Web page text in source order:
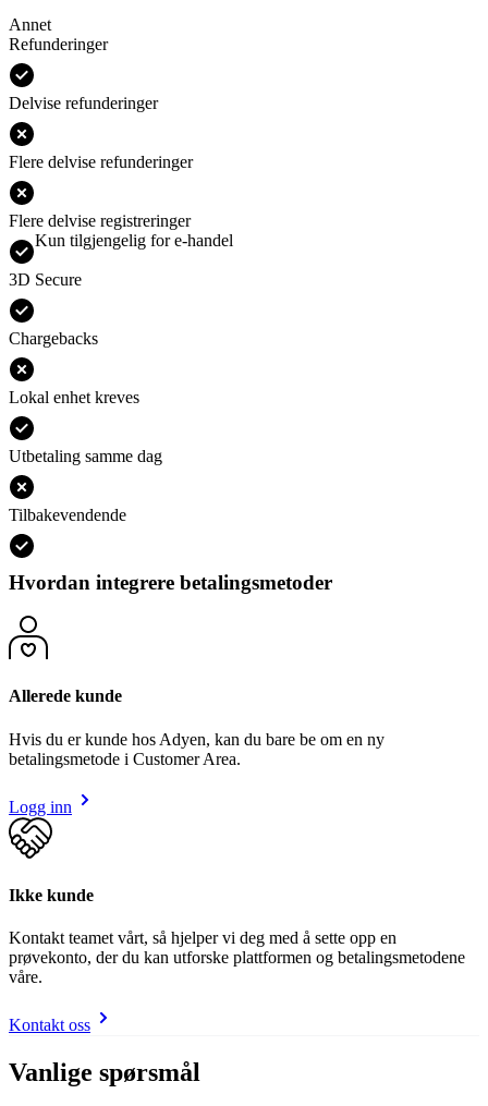
Annet
Refunderinger
Delvise refunderinger
Flere delvise refunderinger
Flere delvise registreringer
Kun tilgjengelig for e-handel
3D Secure
Chargebacks
Lokal enhet kreves
Utbetaling samme dag
Tilbakevendende
Hvordan integrere betalingsmetoder
Allerede kunde
Hvis du er kunde hos Adyen, kan du bare be om en ny
betalingsmetode i Customer Area.
Logg inn
Ikke kunde
Kontakt teamet vårt, så hjelper vi deg med å sette opp en
prøvekonto, der du kan utforske plattformen og betalingsmetodene
våre.
Kontakt oss
Vanlige spørsmål